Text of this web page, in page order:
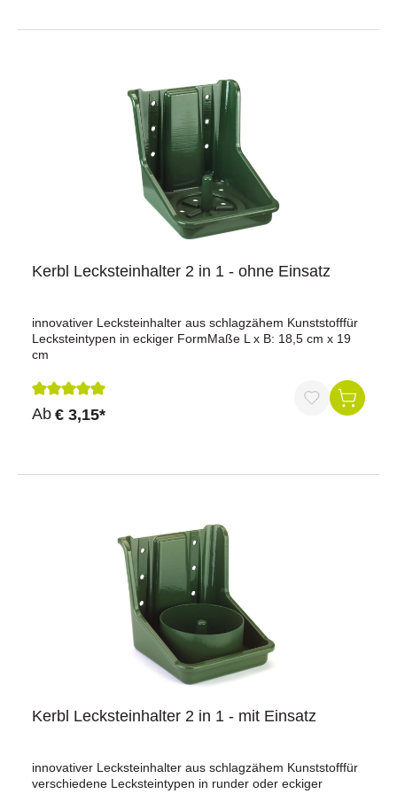
zum Anschrauben oder VernagelnLieferumfang1
Lecksteinhalter quadratisch aus KunststoffWarum unser
Lecksteinhalter? Dieser Halter überzeugt durch seine
robuste Bauweise und sichere Handhabung. Die
abgerundeten Kanten schützen Ihre Tiere vor
Verletzungen, während die großzügige Aufnahme auch
schwere 15 kg-Lecksteine sicher fixiert. Die einfache
Montage macht ihn zur idealen Lösung für Stall und
Weide.Jetzt bestellen und Lecksteine sicher und
Kerbl Lecksteinhalter 2 in 1 - ohne Einsatz
innovativer Lecksteinhalter aus schlagzähem Kunststofffür
Lecksteintypen in eckiger FormMaße L x B: 18,5 cm x 19
cm
Durchschnittliche Bewertung von 5 von 5 Sternen
Ab € 3,15*
Kerbl Lecksteinhalter 2 in 1 - mit Einsatz
innovativer Lecksteinhalter aus schlagzähem Kunststofffür
verschiedene Lecksteintypen in runder oder eckiger